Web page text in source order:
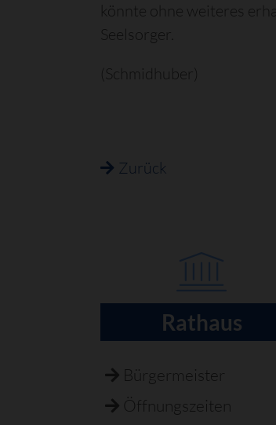
könnte ohne weiteres
Seelsorger.
(Schmidhuber)
Zurück
Rathaus
Bürgermeister
Öffnungszeiten